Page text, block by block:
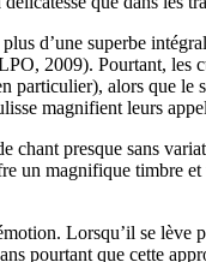
d’une superbe
2009). Pourtant, les
alors que le
magnifient leurs
chant presque sans
magnifique timbre
Lorsqu’il se lève
pourtant que cette